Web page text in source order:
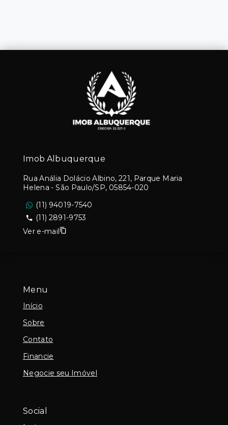
Menu
Início
Sobre
Contato
Financie
Negocie seu Imóvel
Social
Imob Albuquerque
Rua Anália Dolácio Albino, 221, Parque Maria
Helena - São Paulo/SP, 05854-020
(11) 94019-7540
(11) 2891-9753
Ver e-mail